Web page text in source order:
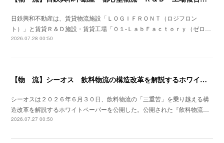
日鉄興和不動産は、賃貸物流施設「ＬＯＧＩＦＲＯＮＴ（ロジフロン
ト）」と賃貸Ｒ＆Ｄ施設・賃貸工場「０１‐ＬａｂＦａｃｔｏｒｙ（ゼロ…
2026.07.28 00:50
【物 流】シーオス 飲料物流の構造改革を解説するホワイトペーパー公開
シーオスは２０２６年６月３０日、飲料物流の「三重苦」を乗り越える構
造改革を解説するホワイトペーパーを公開した。公開された『飲料物流…
2026.07.27 00:50